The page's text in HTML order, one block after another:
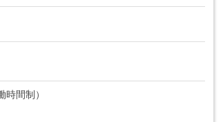
間制）